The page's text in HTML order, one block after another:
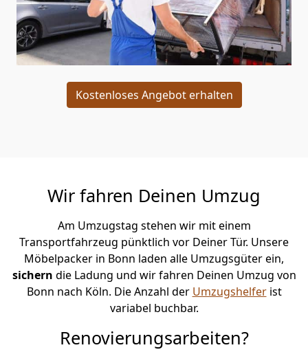
Kostenloses Angebot erhalten
Wir fahren Deinen Umzug
Am Umzugstag stehen wir mit einem
Transportfahrzeug pünktlich vor Deiner Tür. Unsere
Möbelpacker in Bonn laden alle Umzugsgüter ein,
sichern die Ladung und wir fahren Deinen Umzug von
Bonn nach Köln. Die Anzahl der Umzugshelferist
variabel buchbar.
Renovierungsarbeiten?